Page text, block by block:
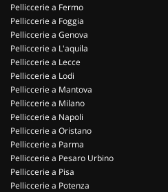
Pelliccerie a Fermo
Pelliccerie a Foggia
Pelliccerie a Genova
Pelliccerie a L'aquila
Pelliccerie a Lecce
Pelliccerie a Lodi
Pelliccerie a Mantova
Pelliccerie a Milano
Pelliccerie a Napoli
Pelliccerie a Oristano
Pelliccerie a Parma
Pelliccerie a Pesaro Urbino
Pelliccerie a Pisa
Pelliccerie a Potenza